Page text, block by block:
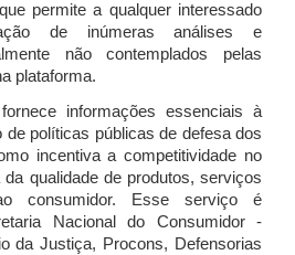
permite a qualquer interessado
de inúmeras análises e
não contemplados pelas
plataforma.
informações essenciais à
de políticas públicas de defesa dos
incentiva a competitividade no
qualidade de produtos, serviços
consumidor. Esse serviço é
Nacional do Consumidor -
da Justiça, Procons, Defensorias